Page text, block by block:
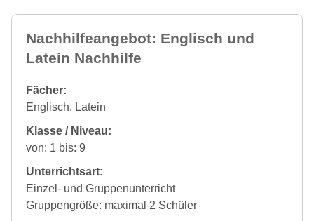
Nachhilfeangebot: Englisch und
Latein Nachhilfe
Fächer:
Englisch, Latein
Klasse / Niveau:
von: 1 bis: 9
Unterrichtsart:
Einzel- und Gruppenunterricht
Gruppengröße: maximal 2 Schüler